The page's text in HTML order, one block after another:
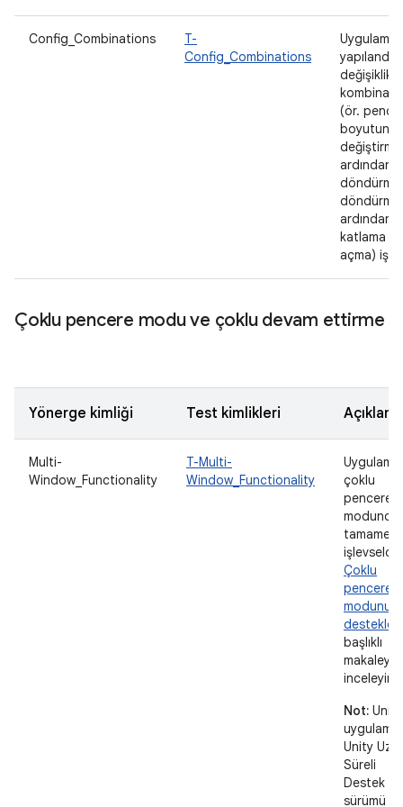
Config_Combinations
T-
Config_Combinations
Uygulama,
(ör.
boyutunu
ardından
döndürme
döndürme
ardından
katlama
açma)
Çoklu pencere modu ve çoklu devam ettirme
Yönerge kimliği Test kimlikleri
Multi-
Window_Functionality
T-Multi-
Window_Functionality
Uygulama,
çoklu
pencere
modunda
tamamen
işlevseldir.
Çoklu
pencere
modunu
başlıklı
makaleyi
inceleyin.
Not: Unity
Unity
Süreli
Destek
sürümü